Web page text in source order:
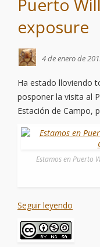
Puerto
exposure
4 de enero de
Ha estado lloviendo
posponer la visita al
Estación de Campo,
Estamos en Puerto
Seguir leyendo